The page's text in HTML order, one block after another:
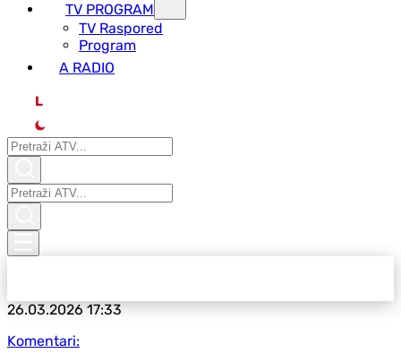
TV PROGRAM
ТV Raspored
Program
A RADIO
L
26.03.202617:33
Komentari: